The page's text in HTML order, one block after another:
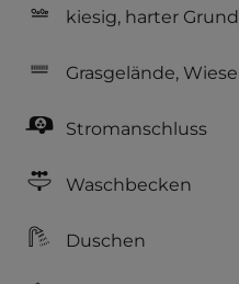
kiesig, harter Grund
Grasgelände, Wiese
Stromanschluss
Waschbecken
Duschen